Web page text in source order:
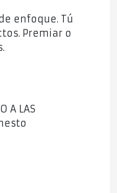
enfoque. Tú
Premiar o